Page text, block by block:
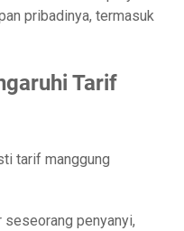
pribadinya, termasuk
Tarif
tarif manggung
seseorang penyanyi,